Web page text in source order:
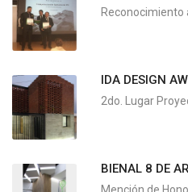
Reconocimiento
IDA DESIGN
2do. Lugar
BIENAL 8 DE
Mención de